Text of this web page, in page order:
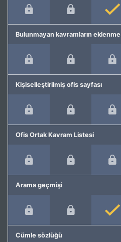
Bulunmayan kavramların
Kişiselleştirilmiş ofis sayfası
Ofis Ortak Kavram Listesi
Arama geçmişi
Cümle sözlüğü